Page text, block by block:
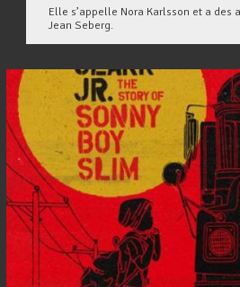
Elle s’appelle Nora Karlsson et a des
Jean Seberg.